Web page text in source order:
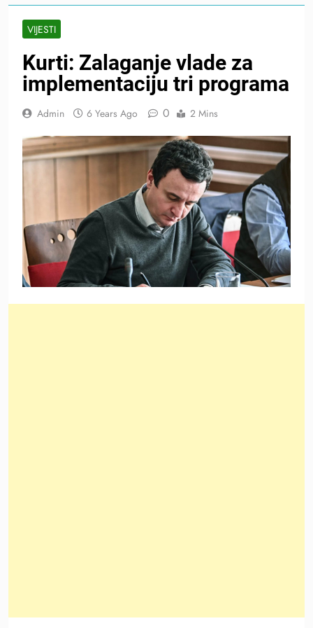
VIJESTI
Kurti: Zalaganje vlade za
implementaciju tri programa
Admin 6 Years Ago 0 2 Mins